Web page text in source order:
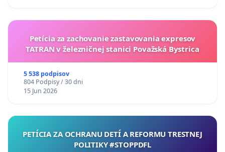
Petícia za zachovanie zastavovania expresov
TATRAN v železničnej stanici Považská Bystrica
5 538 podpisov
804 Podpisy / 30 dni
15 Jun 2026
PETÍCIA ZA OCHRANU DETÍ A REFORMU TRESTNEJ
POLITIKY #STOPPDFL